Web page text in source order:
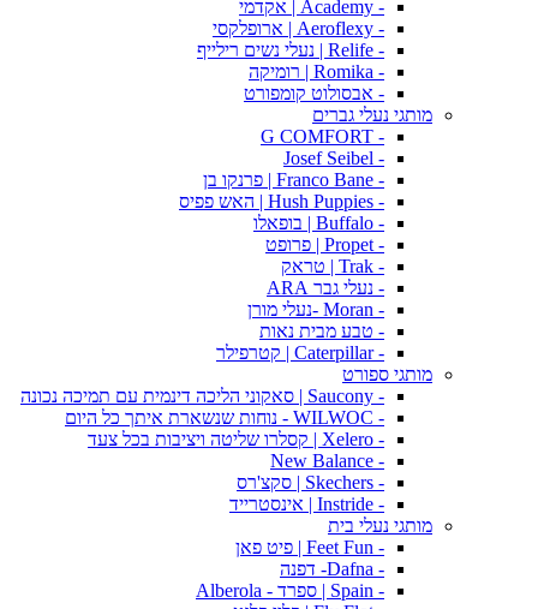
- Academy | אקדמי
- Aeroflexy | ארופלקסי
- Relife | נעלי נשים רילייף
- Romika | רומיקה
- אבסולוט קומפורט
מותגי נעלי גברים
- G COMFORT
- Josef Seibel
- Franco Bane | פרנקו בן
- Hush Puppies | האש פפיס
- Buffalo | בופאלו
- Propet | פרופט
- Trak | טראק
- נעלי גבר ARA
- Moran -נעלי מורן
- טבע מבית נאות
- Caterpillar | קטרפילר
מותגי ספורט
- Saucony | סאקוני הליכה דינמית עם תמיכה נכונה
- WILWOC - נוחות שנשארת איתך כל היום
- Xelero | קסלרו שליטה ויציבות בכל צעד
- New Balance
- Skechers | סקצ'רס
- Instride | אינסטרייד
מותגי נעלי בית
- Feet Fun | פיט פאן
- Dafna- דפנה
- Spain | ספרד - Alberola